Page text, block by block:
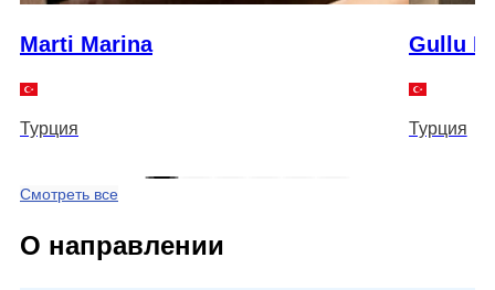
Marti Marina
Турция
Gullu
Турция
Смотреть все
О направлении